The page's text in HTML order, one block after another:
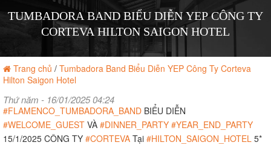
TUMBADORA BAND BIỂU DIỄN YEP CÔNG TY
CORTEVA HILTON SAIGON HOTEL
Trang chủ / Tumbadora Band Biểu Diễn YEP Công Ty Corteva
Hilton Saigon Hotel
Thứ năm - 16/01/2025 04:24
#FLAMENCO_TUMBADORA_BAND BIỂU DIỄN
#WELCOME_GUEST VÀ #DINNER_PARTY #YEAR_END_PARTY
15/1/2025 CÔNG TY #CORTEVA Tại #HILTON_SAIGON_HOTEL 5*